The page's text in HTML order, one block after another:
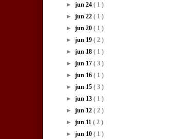
► jun 24 ( 1 )
► jun 22 ( 1 )
► jun 20 ( 1 )
► jun 19 ( 2 )
► jun 18 ( 1 )
► jun 17 ( 3 )
► jun 16 ( 1 )
► jun 15 ( 3 )
► jun 13 ( 1 )
► jun 12 ( 2 )
► jun 11 ( 2 )
► jun 10 ( 1 )